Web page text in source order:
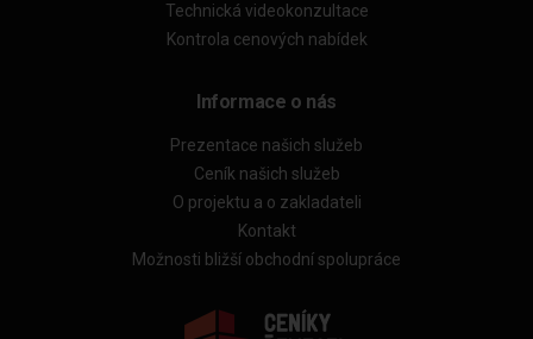
Technická videokonzultace
Kontrola cenových nabídek
Informace o nás
Prezentace našich služeb
Ceník našich služeb
O projektu a o zakladateli
Kontakt
Možnosti bližší obchodní spolupráce